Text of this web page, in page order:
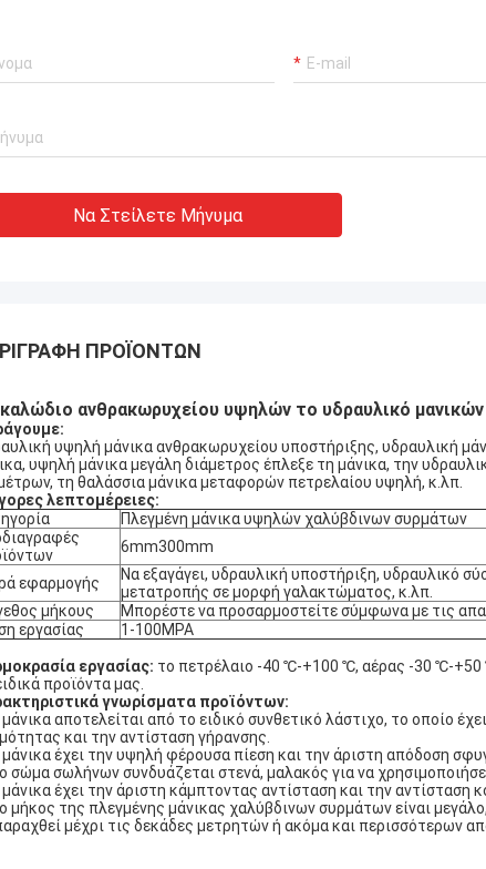
Να Στείλετε Μήνυμα
ΠΡΟΪΌΝΤΩΝ
καλώδιο ανθρακωρυχείου υψηλών το υδραυλικό
υψηλή μάνικα ανθρακωρυχείου υποστήριξης, υδραυλική
υψηλή μάνικα μεγάλη διάμετρος έπλεξε τη μάνικα, την
τη θαλάσσια μάνικα μεταφορών πετρελαίου υψηλή, κ.λπ.
λεπτομέρειες:
Πλεγμένη μάνικα υψηλών χαλύβδινων συρμάτων
6mm300mm
εφαρμογής
Να εξαγάγει, υδραυλική υποστήριξη, υδραυλικό
μετατροπής σε μορφή γαλακτώματος, κ.λπ.
μήκους
Μπορέστε να προσαρμοστείτε σύμφωνα με τις
εργασίας
1-100MPA
εργασίας: το πετρέλαιο -40 ℃-+100 ℃, αέρας -30 ℃-
προϊόντα μας.
γνωρίσματα προϊόντων:
αποτελείται από το ειδικό συνθετικό λάστιχο, το οποίο
και την αντίσταση γήρανσης.
μάνικα έχει την υψηλή φέρουσα πίεση και την άριστη απόδοση
σώμα σωλήνων συνδυάζεται στενά, μαλακός για να
μάνικα έχει την άριστη κάμπτοντας αντίσταση και την αντίσταση
μήκος της πλεγμένης μάνικας χαλύβδινων συρμάτων είναι
μέχρι τις δεκάδες μετρητών ή ακόμα και περισσότερων